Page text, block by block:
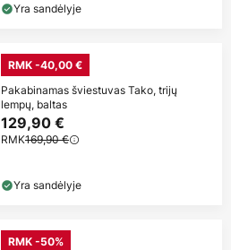
Yra sandėlyje
RMK -40,00 €
Pakabinamas šviestuvas Tako, trijų
lempų, baltas
129,90 €
RMK169,90 €
Yra sandėlyje
RMK -50%